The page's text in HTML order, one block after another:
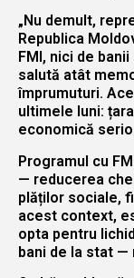
„Nu demult,
Republica
FMI, nici de
salută atât
împrumuturi.
ultimele luni:
economică
Programul cu
— reducerea
plăților sociale,
acest context,
opta pentru
bani de la stat —